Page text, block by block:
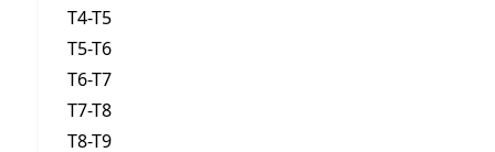
T4-T5
T5-T6
T6-T7
T7-T8
T8-T9